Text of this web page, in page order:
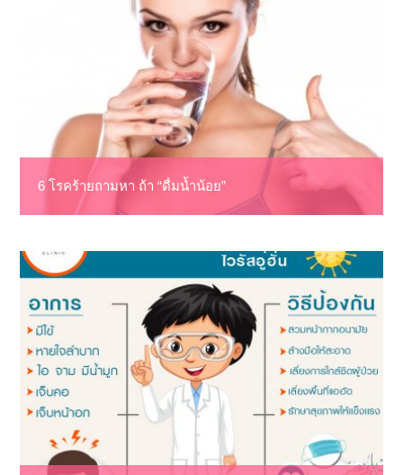
6 โรคร้ายถามหา ถ้า “ดื่มน้ำน้อย”